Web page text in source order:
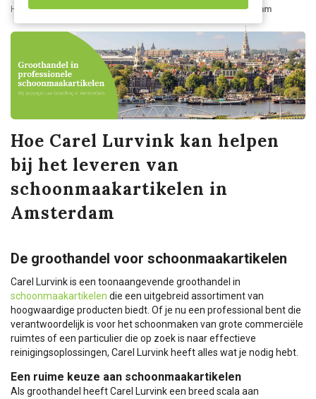
Home Content Groothandel schoonmaakartikelen Amsterdam
Hoe Carel Lurvink kan helpen
bij het leveren van
schoonmaakartikelen in
Amsterdam
De groothandel voor schoonmaakartikelen
Carel Lurvink is een toonaangevende groothandel in
schoonmaakartikelen die een uitgebreid assortiment van
hoogwaardige producten biedt. Of je nu een professional bent die
verantwoordelijk is voor het schoonmaken van grote commerciële
ruimtes of een particulier die op zoek is naar effectieve
reinigingsoplossingen, Carel Lurvink heeft alles wat je nodig hebt.
Een ruime keuze aan schoonmaakartikelen
Als groothandel heeft Carel Lurvink een breed scala aan